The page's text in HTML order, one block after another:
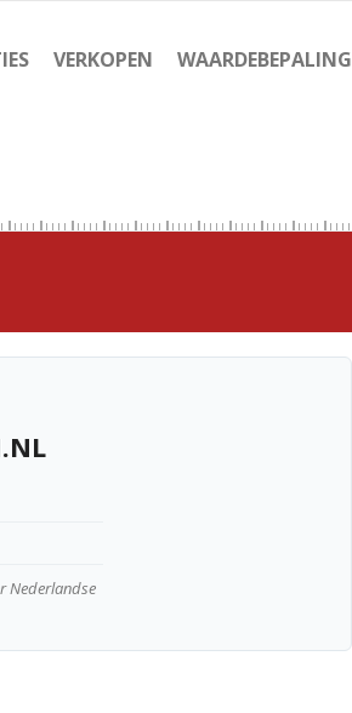
VERKOPEN WAARDEBEPALING
Nederlandse